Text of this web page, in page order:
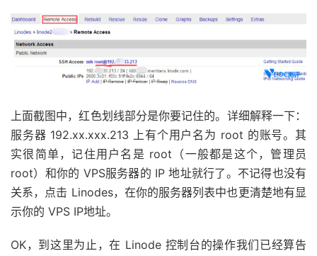
上面截图中，红色划线部分是你要记住的。详细解释一下：
服务器 192.xx.xxx.213 上有个用户名为 root 的账号。其
实很简单，记住用户名是 root（一般都是这个，管理员
root）和你的 VPS服务器的 IP 地址就行了。不记得也没有
关系，点击 Linodes，在你的服务器列表中也更清楚地有显
示你的 VPS IP地址。
OK，到这里为止，在 Linode 控制台的操作我们已经算告